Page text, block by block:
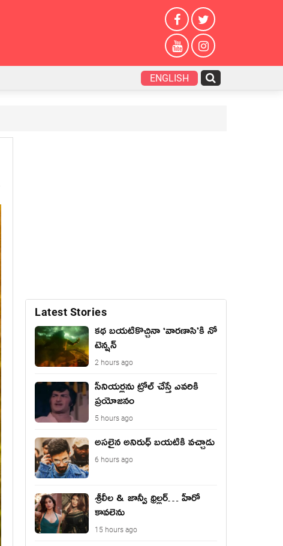
ENGLISH
Latest Stories
కథ బయటికొచ్చినా ‘వారణాసి’కి నో
టెన్షన్
2 hours ago
సీనియర్లను ట్రోల్ చేస్తే ఎవరికి
ప్రయోజనం
5 hours ago
అసలైన అనిరుధ్ బయటికి వచ్చాడు
6 hours ago
శ్రీలీల & జాన్వీ థ్రిల్లర్… హీరో
కావలెను
15 hours ago